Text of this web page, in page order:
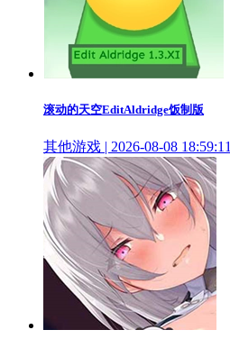
滚动的天空EditAldridge饭制版
其他游戏 | 2026-08-08 18:59:11